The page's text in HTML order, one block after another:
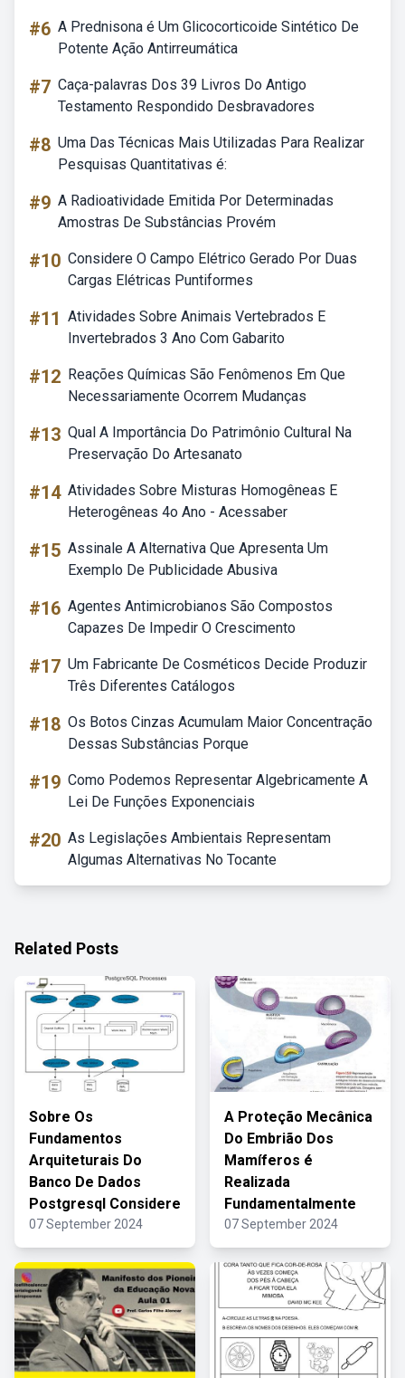
#6 A Prednisona é Um Glicocorticoide Sintético De
Potente Ação Antirreumática
#7 Caça-palavras Dos 39 Livros Do Antigo
Testamento Respondido Desbravadores
#8 Uma Das Técnicas Mais Utilizadas Para Realizar
Pesquisas Quantitativas é:
#9 A Radioatividade Emitida Por Determinadas
Amostras De Substâncias Provém
#10 Considere O Campo Elétrico Gerado Por Duas
Cargas Elétricas Puntiformes
#11 Atividades Sobre Animais Vertebrados E
Invertebrados 3 Ano Com Gabarito
#12 Reações Químicas São Fenômenos Em Que
Necessariamente Ocorrem Mudanças
#13 Qual A Importância Do Patrimônio Cultural Na
Preservação Do Artesanato
#14 Atividades Sobre Misturas Homogêneas E
Heterogêneas 4o Ano - Acessaber
#15 Assinale A Alternativa Que Apresenta Um
Exemplo De Publicidade Abusiva
#16 Agentes Antimicrobianos São Compostos
Capazes De Impedir O Crescimento
#17 Um Fabricante De Cosméticos Decide Produzir
Três Diferentes Catálogos
#18 Os Botos Cinzas Acumulam Maior Concentração
Dessas Substâncias Porque
#19 Como Podemos Representar Algebricamente A
Lei De Funções Exponenciais
#20 As Legislações Ambientais Representam
Algumas Alternativas No Tocante
Related Posts
Sobre Os
Fundamentos
Arquiteturais Do
Banco De Dados
Postgresql Considere
07 September 2024
A Proteção Mecânica
Do Embrião Dos
Mamíferos é
Realizada
Fundamentalmente
07 September 2024